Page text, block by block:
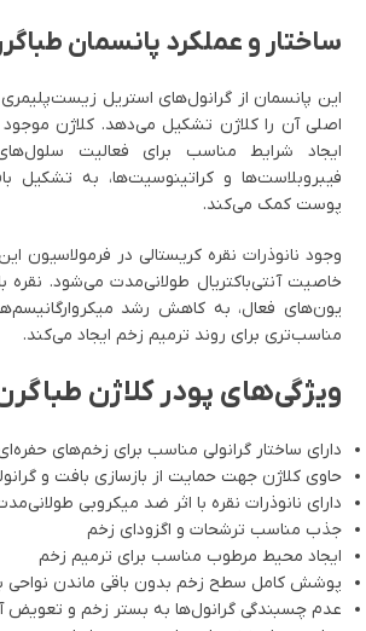
ساختار و عملکرد پانسمان
این پانسمان از گرانول‌های استریل
اصلی آن را کلاژن تشکیل می‌دهد. کلاژن
ایجاد شرایط مناسب برای فعالیت
فیبروبلاست‌ها و کراتینوسیت‌ها، به تشکیل
پوست کمک می‌کند.
وجود نانوذرات نقره کریستالی در فرمولاسیون
خاصیت آنتی‌باکتریال طولانی‌مدت می‌شود. نقره
یون‌های فعال، به کاهش رشد
مناسب‌تری برای روند ترمیم زخم ایجاد می‌کند.
ویژگی‌های پودر کلاژن
دارای ساختار گرانولی مناسب برای زخم‌های
حاوی کلاژن جهت حمایت از بازسازی بافت و
دارای نانوذرات نقره با اثر ضد میکروبی
جذب مناسب ترشحات و اگزودای زخم
ایجاد محیط مرطوب مناسب برای ترمیم زخم
پوشش کامل سطح زخم بدون باقی ماندن نواحی
عدم چسبندگی گرانول‌ها به بستر زخم و تعویض